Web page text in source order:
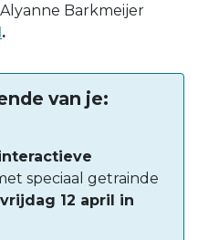
Barkmeijer
.
van je:
speciaal getrainde
vrijdag 12 april in